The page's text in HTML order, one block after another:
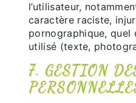
l’utilisateur,
caractère raciste,
pornographique,
utilisé (texte,
7. GESTION